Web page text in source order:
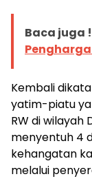
Baca juga !
Kembali
yatim-piatu
RW di wilayah
menyentuh 4
kehangatan
melalui